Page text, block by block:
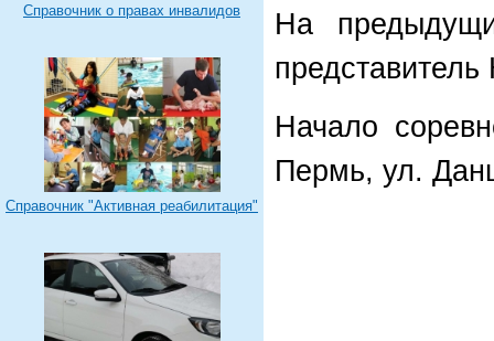
Справочник о правах инвалидов
Справочник "Активная реабилитация"
На
представитель
Начало
Пермь, ул.